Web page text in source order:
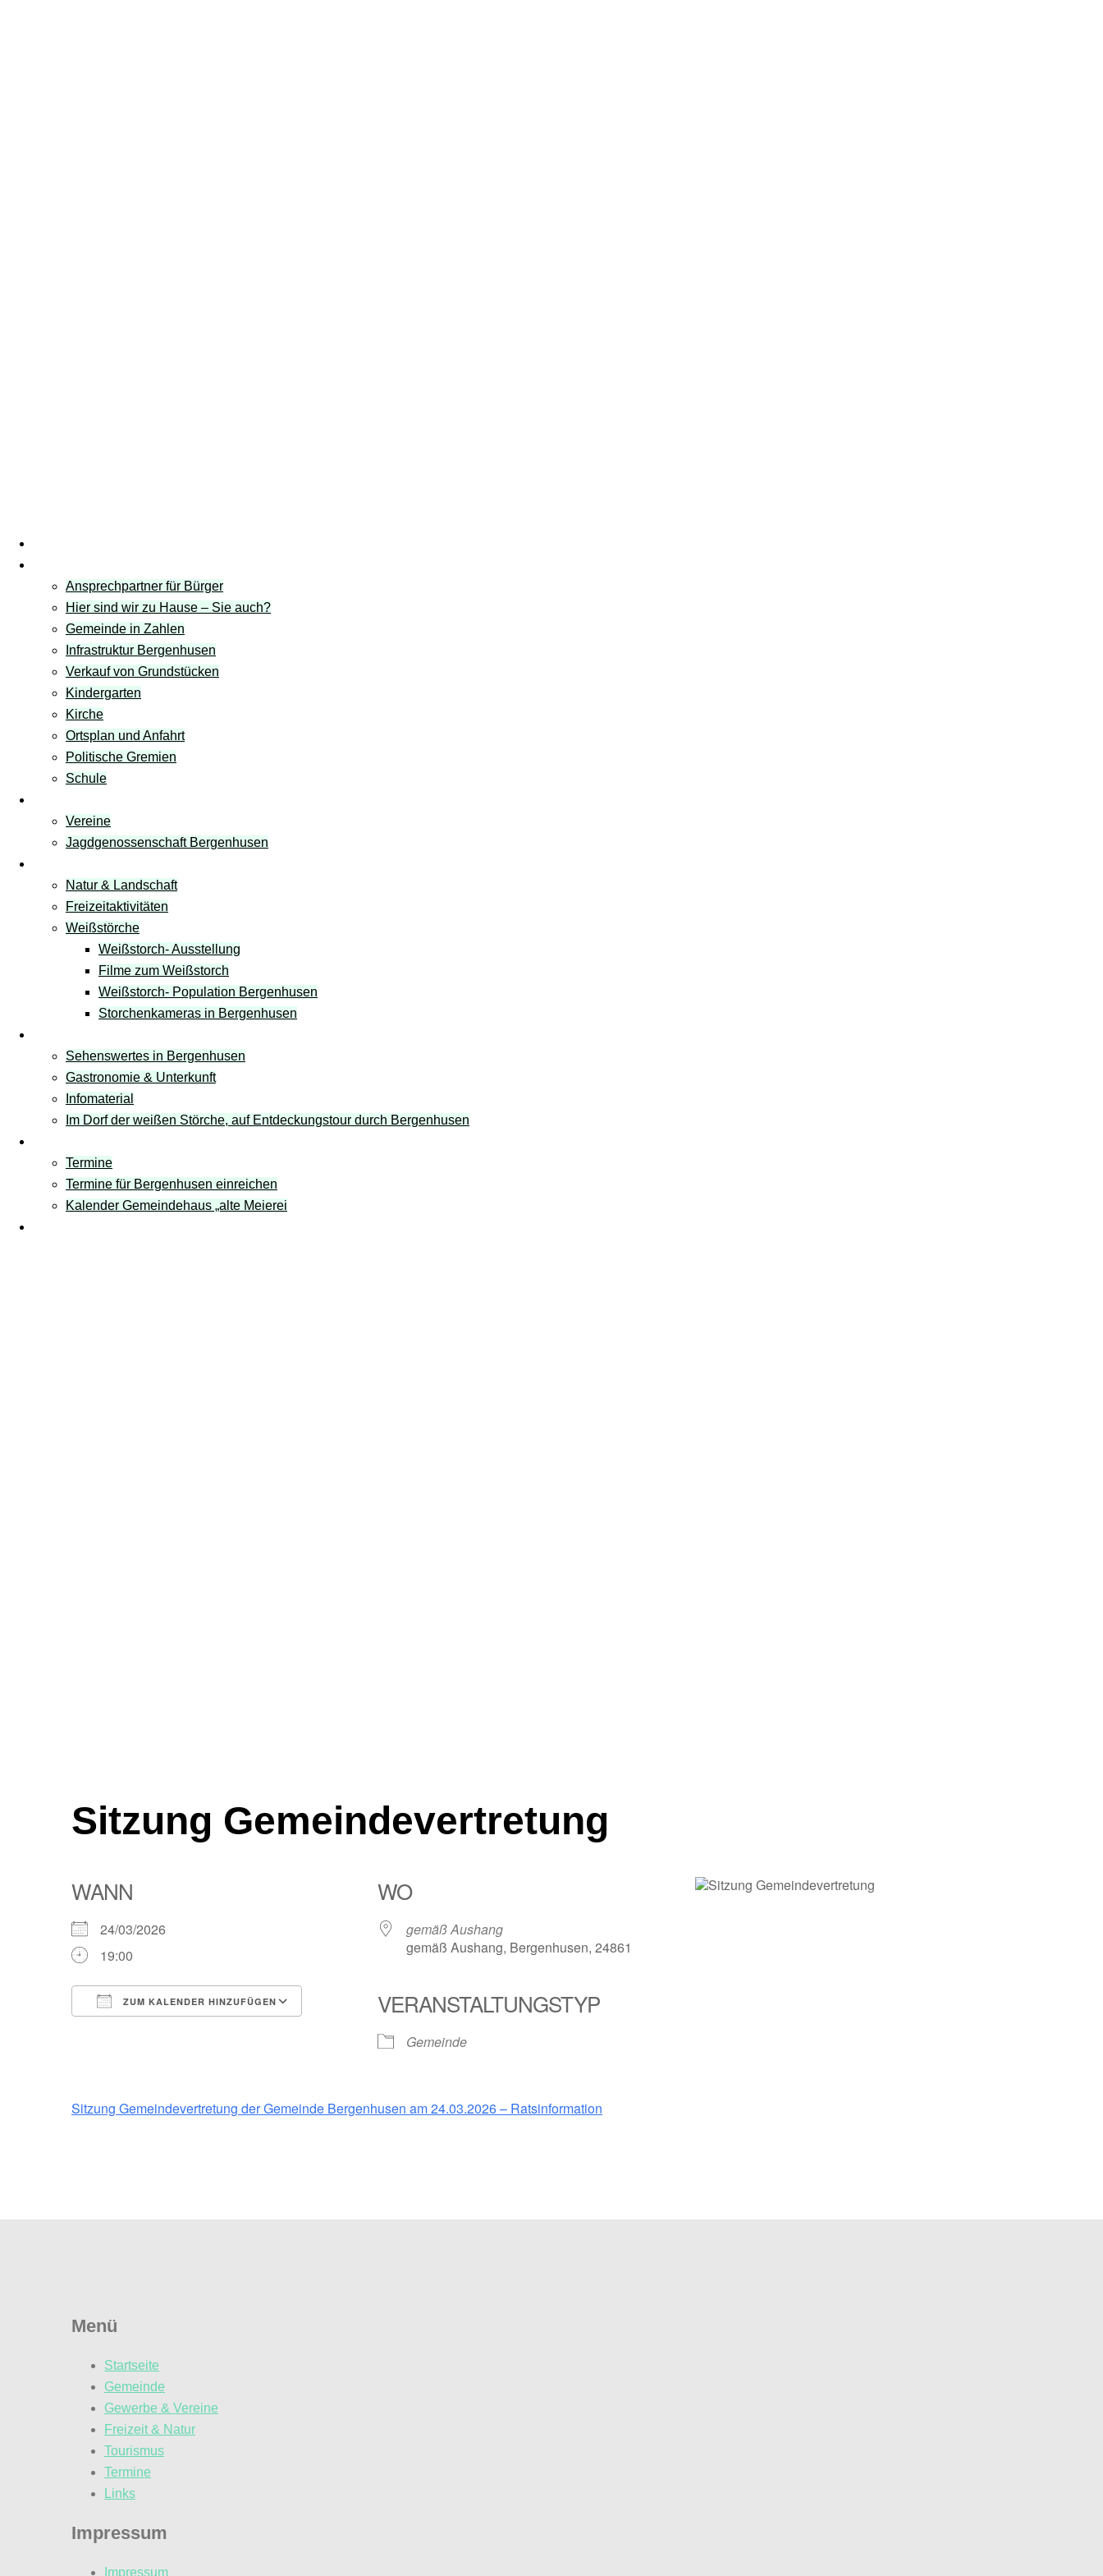
Ansprechpartner für Bürger
Hier sind wir zu Hause – Sie auch?
Gemeinde in Zahlen
Infrastruktur Bergenhusen
Verkauf von Grundstücken
Kindergarten
Kirche
Ortsplan und Anfahrt
Politische Gremien
Schule
Vereine
Jagdgenossenschaft Bergenhusen
Natur & Landschaft
Freizeitaktivitäten
Weißstörche
Weißstorch- Ausstellung
Filme zum Weißstorch
Weißstorch- Population Bergenhusen
Storchenkameras in Bergenhusen
Sehenswertes in Bergenhusen
Gastronomie & Unterkunft
Infomaterial
Im Dorf der weißen Störche, auf Entdeckungstour durch Bergenhusen
Termine
Termine für Bergenhusen einreichen
Kalender Gemeindehaus „alte Meierei
Sitzung Gemeindevertretung
WANN
24/03/2026
19:00
ZUM KALENDER HINZUFÜGEN
WO
gemäß Aushang
gemäß Aushang, Bergenhusen, 24861
VERANSTALTUNGSTYP
Gemeinde
Sitzung Gemeindevertretung der Gemeinde Bergenhusen am 24.03.2026 – Ratsinformation
Menü
Startseite
Gemeinde
Gewerbe & Vereine
Freizeit & Natur
Tourismus
Termine
Links
Impressum
Impressum